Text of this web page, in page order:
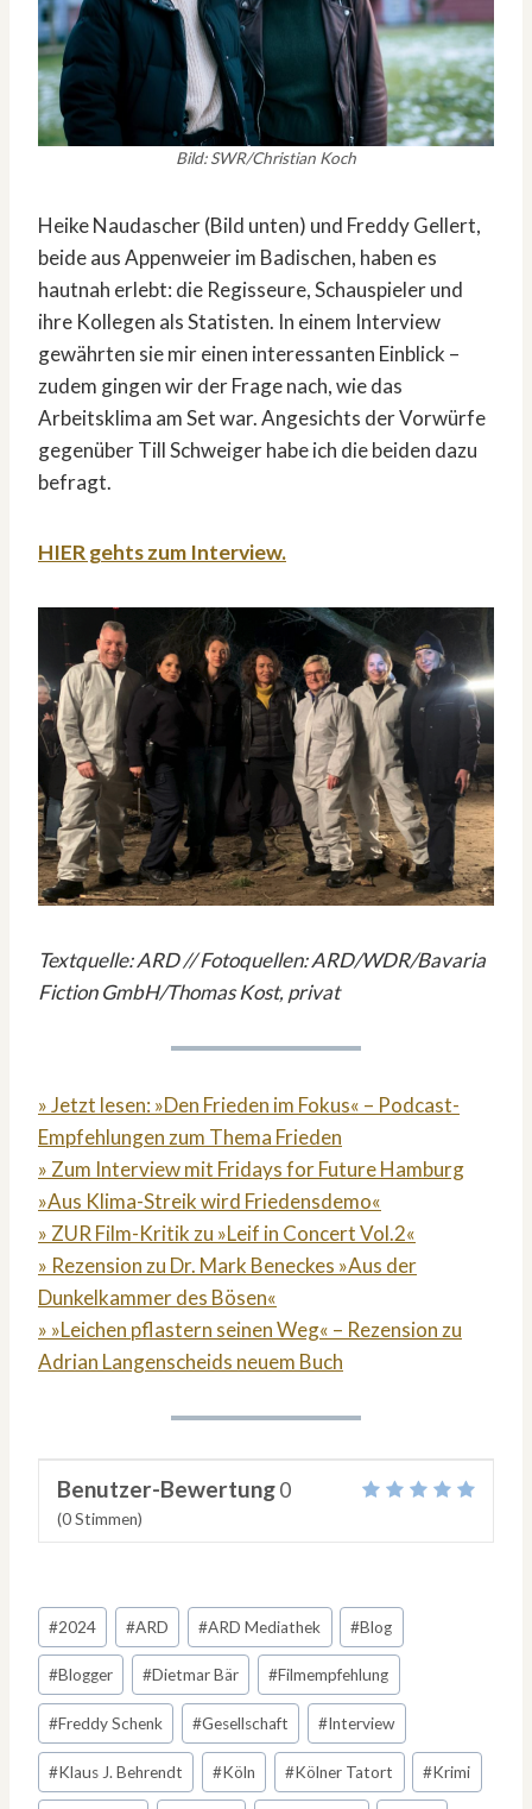
Bild: SWR/Christian Koch
Heike Naudascher (Bild unten) und Freddy Gellert,
beide aus Appenweier im Badischen, haben es
hautnah erlebt: die Regisseure, Schauspieler und
ihre Kollegen als Statisten. In einem Interview
gewährten sie mir einen interessanten Einblick –
zudem gingen wir der Frage nach, wie das
Arbeitsklima am Set war. Angesichts der Vorwürfe
gegenüber Till Schweiger habe ich die beiden dazu
befragt.
HIER gehts zum Interview.
Textquelle: ARD // Fotoquellen: ARD/WDR/Bavaria
Fiction GmbH/Thomas Kost, privat
» Jetzt lesen: »Den Frieden im Fokus« – Podcast-
Empfehlungen zum Thema Frieden
» Zum Interview mit Fridays for Future Hamburg
»Aus Klima-Streik wird Friedensdemo«
» ZUR Film-Kritik zu »Leif in Concert Vol.2«
» Rezension zu Dr. Mark Beneckes »Aus der
Dunkelkammer des Bösen«
» »Leichen pflastern seinen Weg« – Rezension zu
Adrian Langenscheids neuem Buch
Benutzer-Bewertung0
(0Stimmen)
Schlagworte:
#2024 #ARD #ARD Mediathek #Blog
#Blogger #Dietmar Bär #Filmempfehlung
#Freddy Schenk #Gesellschaft #Interview
#Klaus J. Behrendt #Köln #Kölner Tatort #Krimi